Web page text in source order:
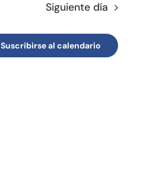
Siguiente día
Suscribirse al calendario